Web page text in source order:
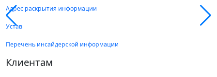
Адрес раскрытия информации
Устав
Перечень инсайдерской информации
Клиентам